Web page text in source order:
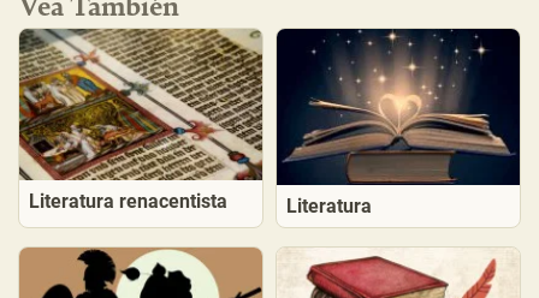
Literatura renacentista Literatura